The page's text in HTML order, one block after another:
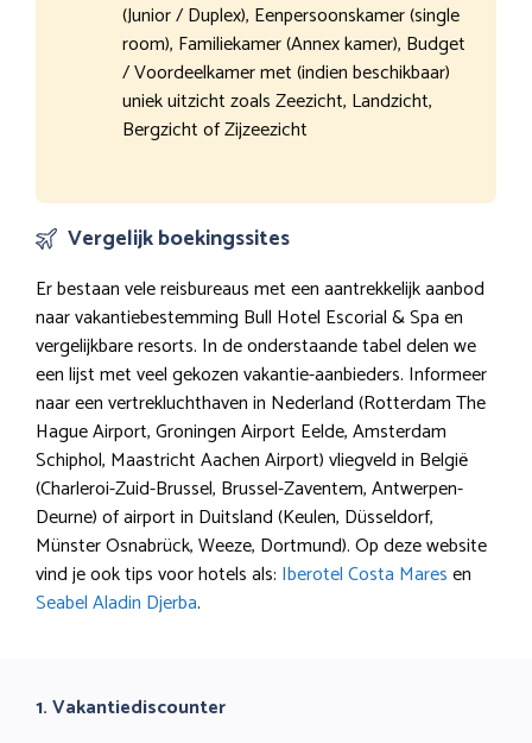
(Junior / Duplex), Eenpersoonskamer (single
room), Familiekamer (Annex kamer), Budget
/ Voordeelkamer met (indien beschikbaar)
uniek uitzicht zoals Zeezicht, Landzicht,
Bergzicht of Zijzeezicht
Vergelijk boekingssites
Er bestaan vele reisbureaus met een aantrekkelijk aanbod
naar vakantiebestemming Bull Hotel Escorial & Spa en
vergelijkbare resorts. In de onderstaande tabel delen we
een lijst met veel gekozen vakantie-aanbieders. Informeer
naar een vertrekluchthaven in Nederland (Rotterdam The
Hague Airport, Groningen Airport Eelde, Amsterdam
Schiphol, Maastricht Aachen Airport) vliegveld in België
(Charleroi-Zuid-Brussel, Brussel-Zaventem, Antwerpen-
Deurne) of airport in Duitsland (Keulen, Düsseldorf,
Münster Osnabrück, Weeze, Dortmund). Op deze website
vind je ook tips voor hotels als: Iberotel Costa Maresen
Seabel Aladin Djerba.
1. Vakantiediscounter